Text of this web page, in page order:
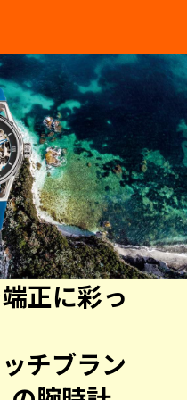
正に彩っ
チブラン